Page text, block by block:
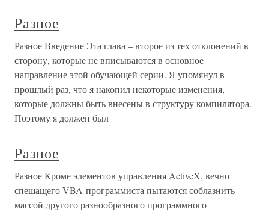
Разное
Разное Введение Эта глава – второе из тех отклонений в
сторону, которые не вписываются в основное
направление этой обучающей серии. Я упомянул в
прошлый раз, что я накопил некоторые изменения,
которые должны быть внесены в структуру компилятора.
Поэтому я должен был
Разное
Разное Кроме элементов управления ActiveX, вечно
спешащего VBA-программиста пытаются соблазнить
массой другого разнообразного программного